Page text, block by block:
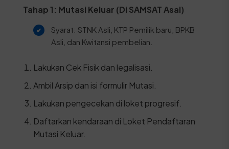
Tahap 1: Mutasi Keluar (Di SAMSAT Asal)
Syarat: STNK Asli, KTP Pemilik baru, BPKB
Asli, dan Kwitansi pembelian.
Lakukan Cek Fisik dan legalisasi.
Ambil Arsip dan isi formulir Mutasi.
Lakukan pengecekan di loket progresif.
Daftarkan kendaraan di Loket Pendaftaran
Mutasi Keluar.